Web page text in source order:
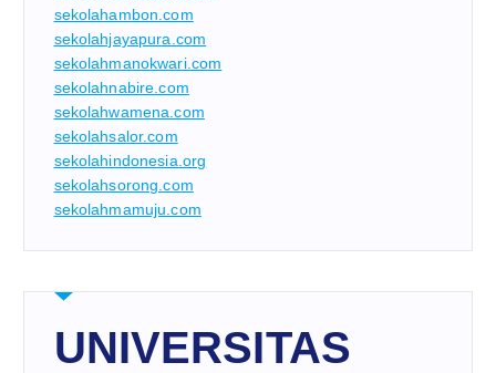
sekolahambon.com
sekolahjayapura.com
sekolahmanokwari.com
sekolahnabire.com
sekolahwamena.com
sekolahsalor.com
sekolahindonesia.org
sekolahsorong.com
sekolahmamuju.com
UNIVERSITAS